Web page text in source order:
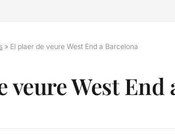
» El plaer de veure West End a Barcelona
veure West End